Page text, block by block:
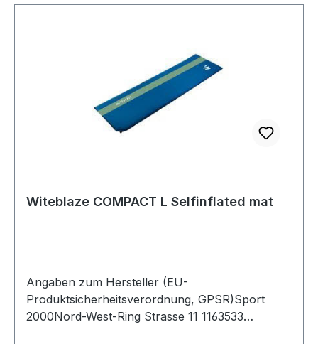
Witeblaze COMPACT L Selfinflated mat
Angaben zum Hersteller (EU-
Produktsicherheitsverordnung, GPSR)Sport
2000Nord-West-Ring Strasse 11 1163533